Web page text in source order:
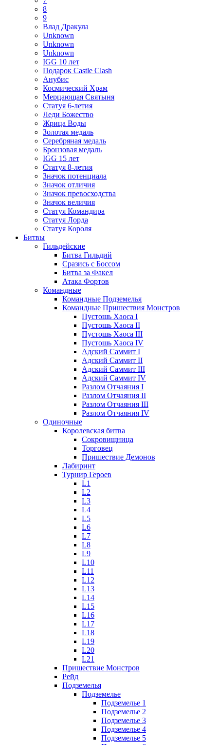
8
9
Влад Дракула
Unknown
Unknown
Unknown
IGG 10 лет
Подарок Castle Clash
Анубис
Космический Храм
Мерцающая Святыня
Статуя 6-летия
Леди Божество
Жрица Воды
Золотая медаль
Серебряная медаль
Бронзовая медаль
IGG 15 лет
Статуя 8-летия
Значок потенциала
Значок отличия
Значок превосходства
Значок величия
Статуя Командира
Статуя Лорда
Статуя Короля
Битвы
Гильдейские
Битва Гильдий
Сразись с Боссом
Битва за Факел
Атака Фортов
Командные
Командные Подземелья
Командные Пришествия Монстров
Пустошь Хаоса I
Пустошь Хаоса II
Пустошь Хаоса III
Пустошь Хаоса IV
Адский Саммит I
Адский Саммит II
Адский Саммит III
Адский Саммит IV
Разлом Отчаяния I
Разлом Отчаяния II
Разлом Отчаяния III
Разлом Отчаяния IV
Одиночные
Королевская битва
Сокровищница
Торговец
Пришествие Демонов
Лабиринт
Турнир Героев
L1
L2
L3
L4
L5
L6
L7
L8
L9
L10
L11
L12
L13
L14
L15
L16
L17
L18
L19
L20
L21
Пришествие Монстров
Рейд
Подземелья
Подземелье
Подземелье 1
Подземелье 2
Подземелье 3
Подземелье 4
Подземелье 5